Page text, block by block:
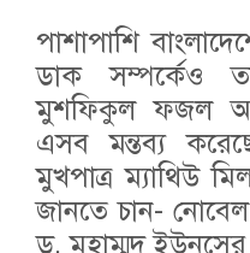
পাশাপাশি
ডাক সম্পর্কেও
মুশফিকুল ফজল
এসব মন্তব্য
মুখপাত্র ম্যাথিউ
জানতে চান-
ড. মুহাম্মদ ইউনূসের